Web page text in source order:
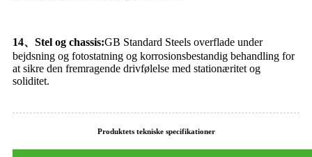
14、 Stel og chassis:GB Standard Steels overflade under
bejdsning og fotostatning og korrosionsbestandig behandling for
at sikre den fremragende drivfølelse med stationæritet og
soliditet.
Produktets tekniske specifikationer